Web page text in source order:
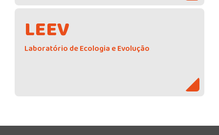
LEEV
Laboratório de Ecologia e Evolução